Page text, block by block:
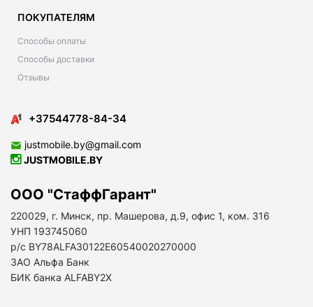
ПОКУПАТЕЛЯМ
Способы оплаты
Способы доставки
Отзывы
+37544778-84-34
justmobile.by@gmail.com
JUSTMOBILE.BY
ООО "СтаффГарант"
220029, г. Минск, пр. Машерова, д.9, офис 1, ком. 316
УНП 193745060
р/с BY78ALFA30122E60540020270000
ЗАО Альфа Банк
БИК банка ALFABY2X